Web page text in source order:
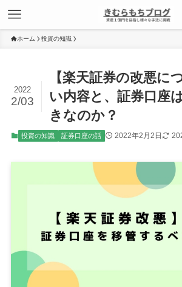
ホーム 投資の知識
【楽天証券の改悪に
い内容と、証券口座
きなのか？
2022
2/03
投資の知識 証券口座の話 2022年2月2日